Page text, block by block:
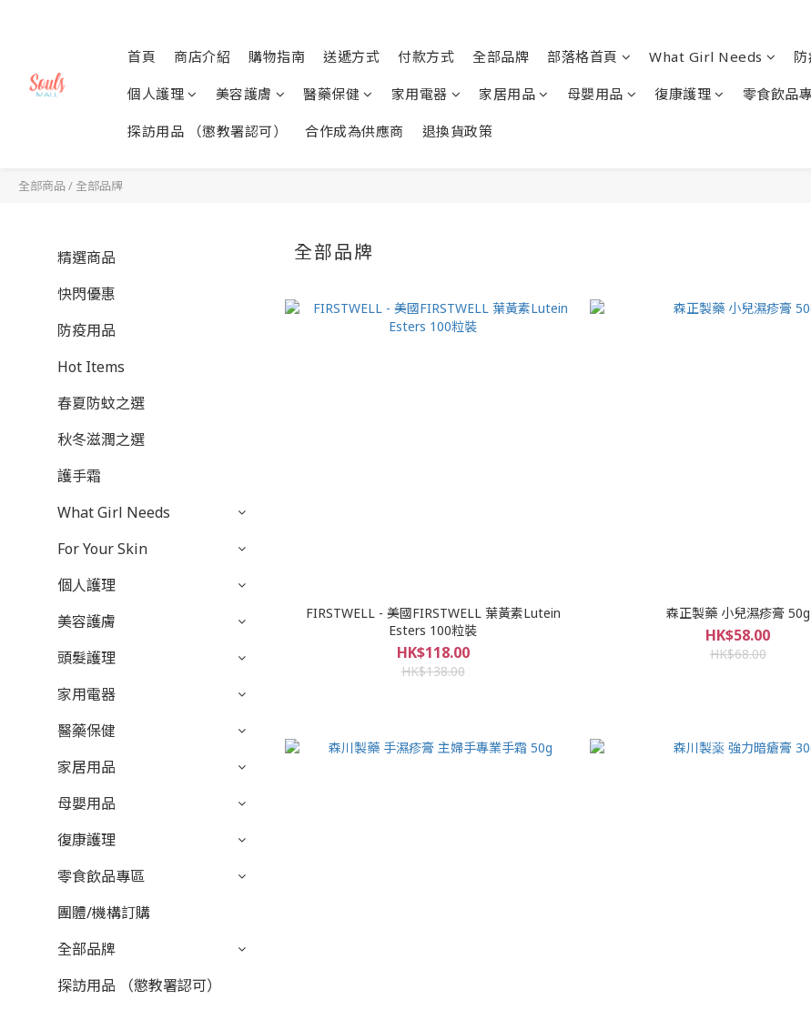
首頁 商店介紹 購物指南 送遞方式 付款方式 全部品牌 部落格首頁 What Girl Needs
個人護理 美容護膚 醫藥保健 家用電器 家居用品 母嬰用品 復康護理 零食飲品
探訪用品 （懲教署認可） 合作成為供應商 退換貨政策
全部商品 / 全部品牌
精選商品
快閃優惠
防疫用品
Hot Items
春夏防蚊之選
秋冬滋潤之選
護手霜
What Girl Needs
For Your Skin
個人護理
美容護膚
頭髮護理
家用電器
醫藥保健
家居用品
母嬰用品
復康護理
零食飲品專區
團體/機構訂購
全部品牌
探訪用品 （懲教署認可）
全部品牌
FIRSTWELL - 美國FIRSTWELL 葉黃素Lutein
Esters 100粒裝
HK$118.00
HK$138.00
森正製藥 小兒濕疹膏 50g
HK$58.00
HK$68.00